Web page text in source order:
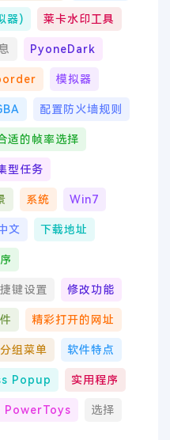
器) 莱卡水印工具
PyoneDark
模拟器
配置防火墙规则
适的帧率选择
型任务
系统 Win7
文 下载地址
键设置 修改功能
精彩打开的网址
组菜单 软件特点
Popup 实用程序
选择